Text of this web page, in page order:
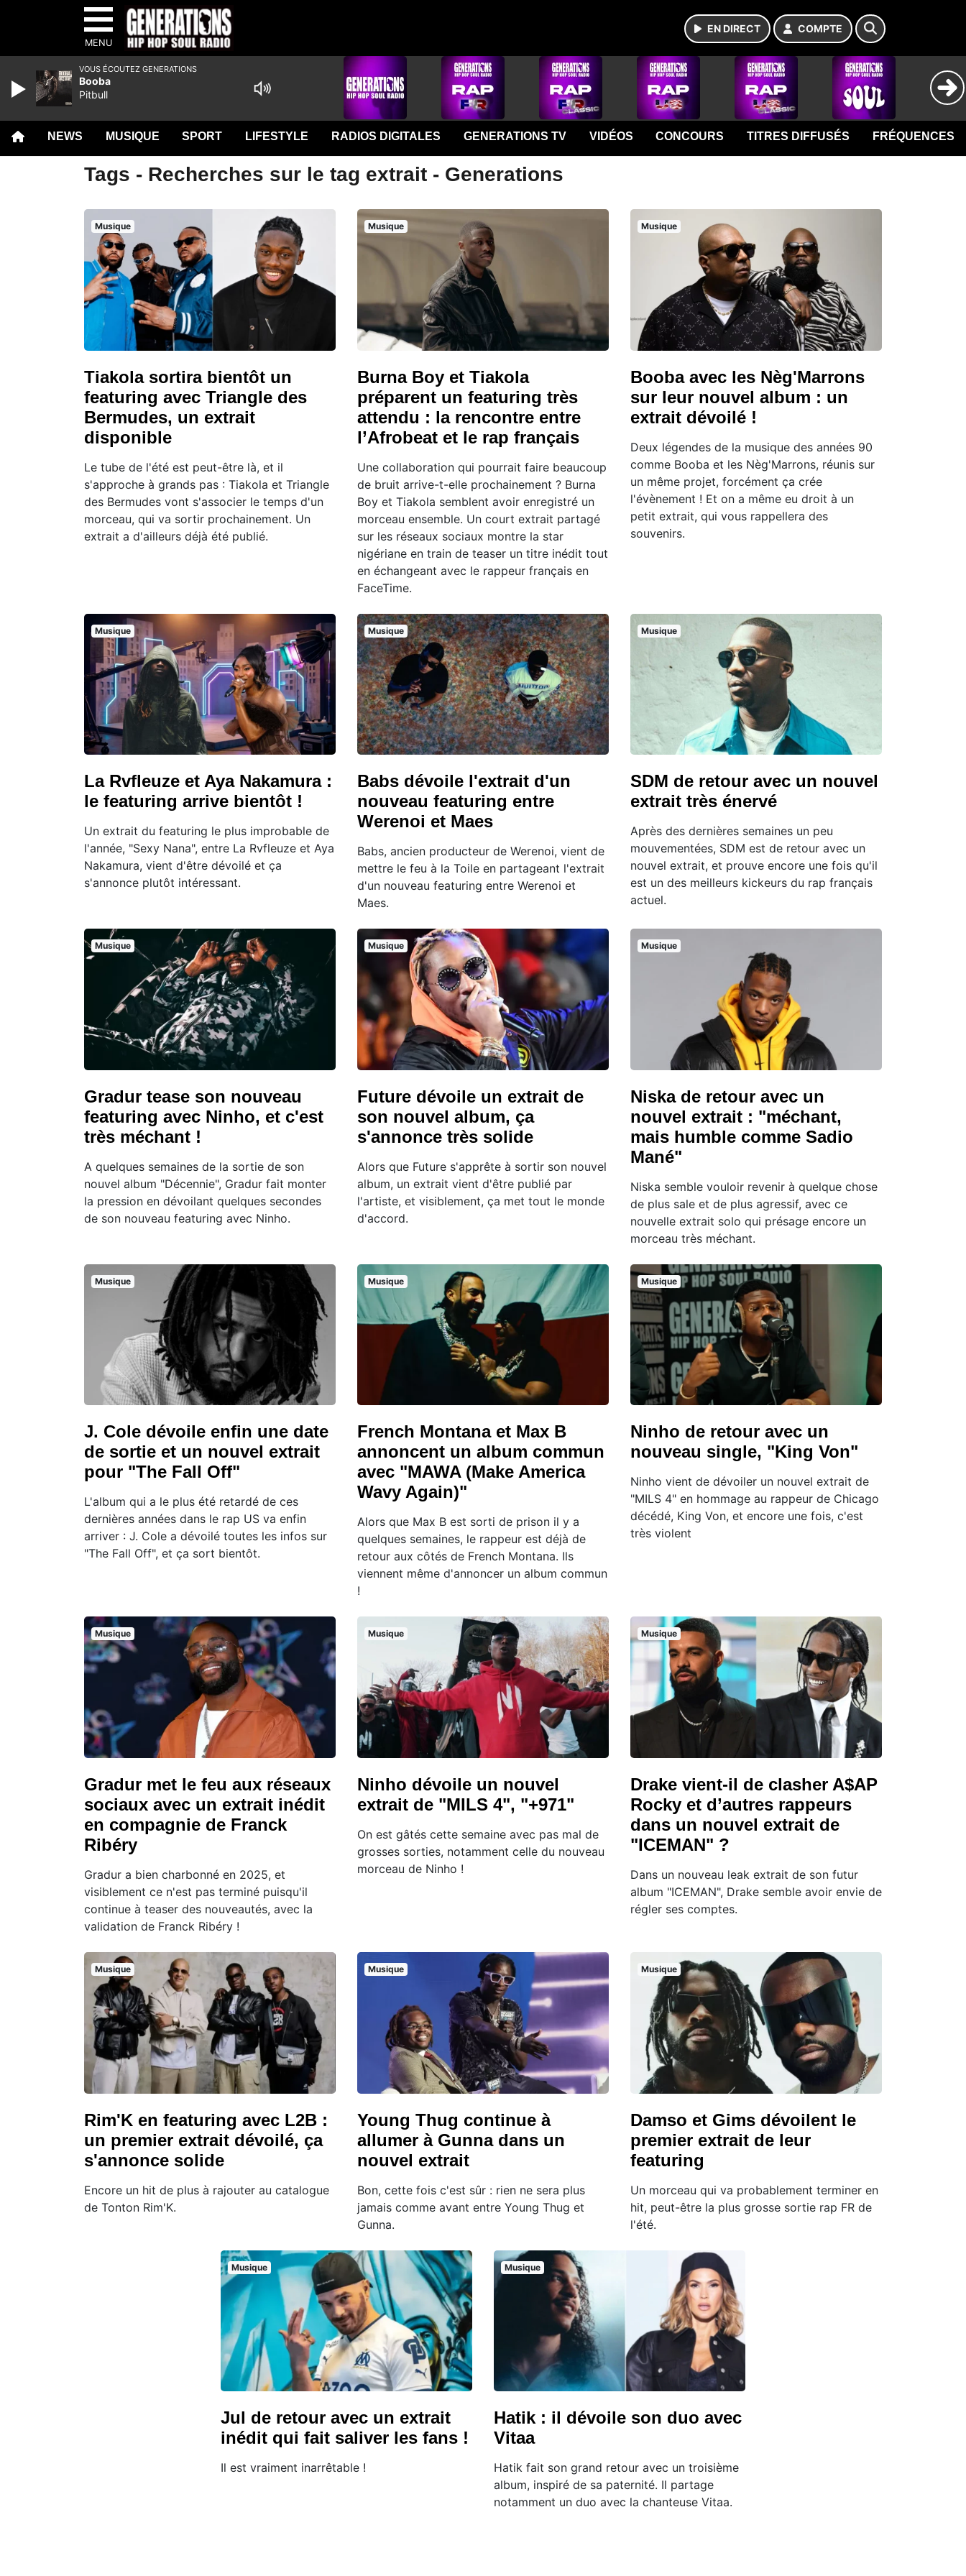
MENU
EN DIRECT COMPTE
NEWS MUSIQUE SPORT LIFESTYLE RADIOS DIGITALES GENERATIONS TV VIDÉOS CONCOURS TITRES DIFFUSÉS FRÉQUENCES
Tags - Recherches sur le tag extrait - Generations
Musique
Tiakola sortira bientôt un
featuring avec Triangle des
Bermudes, un extrait
disponible
Le tube de l'été est peut-être là, et il
s'approche à grands pas : Tiakola et Triangle
des Bermudes vont s'associer le temps d'un
morceau, qui va sortir prochainement. Un
extrait a d'ailleurs déjà été publié.
Musique
Burna Boy et Tiakola
préparent un featuring très
attendu : la rencontre entre
l’Afrobeat et le rap français
Une collaboration qui pourrait faire beaucoup
de bruit arrive-t-elle prochainement ? Burna
Boy et Tiakola semblent avoir enregistré un
morceau ensemble. Un court extrait partagé
sur les réseaux sociaux montre la star
nigériane en train de teaser un titre inédit tout
en échangeant avec le rappeur français en
FaceTime.
Musique
Booba avec les Nèg'Marrons
sur leur nouvel album : un
extrait dévoilé !
Deux légendes de la musique des années 90
comme Booba et les Nèg'Marrons, réunis sur
un même projet, forcément ça crée
l'évènement ! Et on a même eu droit à un
petit extrait, qui vous rappellera des
souvenirs.
Musique
La Rvfleuze et Aya Nakamura :
le featuring arrive bientôt !
Un extrait du featuring le plus improbable de
l'année, "Sexy Nana", entre La Rvfleuze et Aya
Nakamura, vient d'être dévoilé et ça
s'annonce plutôt intéressant.
Musique
Babs dévoile l'extrait d'un
nouveau featuring entre
Werenoi et Maes
Babs, ancien producteur de Werenoi, vient de
mettre le feu à la Toile en partageant l'extrait
d'un nouveau featuring entre Werenoi et
Maes.
Musique
SDM de retour avec un nouvel
extrait très énervé
Après des dernières semaines un peu
mouvementées, SDM est de retour avec un
nouvel extrait, et prouve encore une fois qu'il
est un des meilleurs kickeurs du rap français
actuel.
Musique
Gradur tease son nouveau
featuring avec Ninho, et c'est
très méchant !
A quelques semaines de la sortie de son
nouvel album "Décennie", Gradur fait monter
la pression en dévoilant quelques secondes
de son nouveau featuring avec Ninho.
Musique
Future dévoile un extrait de
son nouvel album, ça
s'annonce très solide
Alors que Future s'apprête à sortir son nouvel
album, un extrait vient d'être publié par
l'artiste, et visiblement, ça met tout le monde
d'accord.
Musique
Niska de retour avec un
nouvel extrait : "méchant,
mais humble comme Sadio
Mané"
Niska semble vouloir revenir à quelque chose
de plus sale et de plus agressif, avec ce
nouvelle extrait solo qui présage encore un
morceau très méchant.
Musique
J. Cole dévoile enfin une date
de sortie et un nouvel extrait
pour "The Fall Off"
L'album qui a le plus été retardé de ces
dernières années dans le rap US va enfin
arriver : J. Cole a dévoilé toutes les infos sur
"The Fall Off", et ça sort bientôt.
Musique
French Montana et Max B
annoncent un album commun
avec "MAWA (Make America
Wavy Again)"
Alors que Max B est sorti de prison il y a
quelques semaines, le rappeur est déjà de
retour aux côtés de French Montana. Ils
viennent même d'annoncer un album commun
!
Musique
Ninho de retour avec un
nouveau single, "King Von"
Ninho vient de dévoiler un nouvel extrait de
"MILS 4" en hommage au rappeur de Chicago
décédé, King Von, et encore une fois, c'est
très violent
Musique
Gradur met le feu aux réseaux
sociaux avec un extrait inédit
en compagnie de Franck
Ribéry
Gradur a bien charbonné en 2025, et
visiblement ce n'est pas terminé puisqu'il
continue à teaser des nouveautés, avec la
validation de Franck Ribéry !
Musique
Ninho dévoile un nouvel
extrait de "MILS 4", "+971"
On est gâtés cette semaine avec pas mal de
grosses sorties, notamment celle du nouveau
morceau de Ninho !
Musique
Drake vient-il de clasher A$AP
Rocky et d’autres rappeurs
dans un nouvel extrait de
"ICEMAN" ?
Dans un nouveau leak extrait de son futur
album "ICEMAN", Drake semble avoir envie de
régler ses comptes.
Musique
Rim'K en featuring avec L2B :
un premier extrait dévoilé, ça
s'annonce solide
Encore un hit de plus à rajouter au catalogue
de Tonton Rim'K.
Musique
Young Thug continue à
allumer à Gunna dans un
nouvel extrait
Bon, cette fois c'est sûr : rien ne sera plus
jamais comme avant entre Young Thug et
Gunna.
Musique
Damso et Gims dévoilent le
premier extrait de leur
featuring
Un morceau qui va probablement terminer en
hit, peut-être la plus grosse sortie rap FR de
l'été.
Musique
Jul de retour avec un extrait
inédit qui fait saliver les fans !
Il est vraiment inarrêtable !
Musique
Hatik : il dévoile son duo avec
Vitaa
Hatik fait son grand retour avec un troisième
album, inspiré de sa paternité. Il partage
notamment un duo avec la chanteuse Vitaa.
VOUS ÉCOUTEZ GENERATIONS
Booba
Pitbull